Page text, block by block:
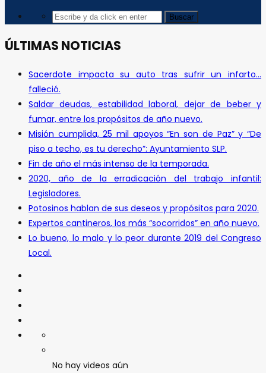
ÚLTIMAS NOTICIAS
Sacerdote impacta su auto tras sufrir un infarto…
falleció.
Saldar deudas, estabilidad laboral, dejar de beber y
fumar, entre los propósitos de año nuevo.
Misión cumplida, 25 mil apoyos “En son de Paz” y “De
piso a techo, es tu derecho”: Ayuntamiento SLP.
Fin de año el más intenso de la temporada.
2020, año de la erradicación del trabajo infantil:
Legisladores.
Potosinos hablan de sus deseos y propósitos para 2020.
Expertos cantineros, los más “socorridos” en año nuevo.
Lo bueno, lo malo y lo peor durante 2019 del Congreso
Local.
No hay videos aún